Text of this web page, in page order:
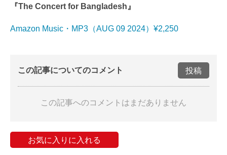
『The Concert for Bangladesh』
Amazon Music・MP3（AUG 09 2024）¥2,250
この記事についてのコメント 投稿
この記事へのコメントはまだありません
お気に入りに入れる